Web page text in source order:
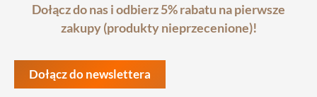
do snu, zabawy, nauki i
przechowywania, a jego
osobowości dziecka.
nim łatwo podkreślisz
wybrany motyw bez
Dołącz do nas i odbierz 5% rabatu na pierwsze
zakupy (produkty nieprzecenione)!
Dołącz do newslettera